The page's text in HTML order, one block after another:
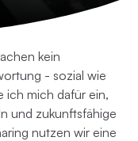
kein
- sozial wie
ich mich dafür ein,
und zukunftsfähige
nutzen wir eine